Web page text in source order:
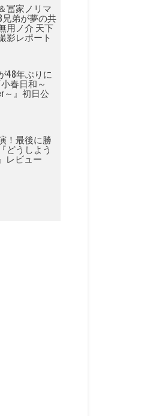
冨家ノリマ
弟が夢の共
用ノ介 天下
影レポート
48年ぶりに
春日和～
～』初日公
！最後に勝
どうしよう
レビュー